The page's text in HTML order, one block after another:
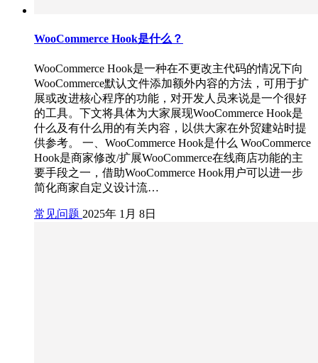
WooCommerce Hook是什么？
WooCommerce Hook是一种在不更改主代码的情况下向
WooCommerce默认文件添加额外内容的方法，可用于扩
展或改进核心程序的功能，对开发人员来说是一个很好
的工具。下文将具体为大家展现WooCommerce Hook是
什么及有什么用的有关内容，以供大家在外贸建站时提
供参考。 一、WooCommerce Hook是什么 WooCommerce
Hook是商家修改/扩展WooCommerce在线商店功能的主
要手段之一，借助WooCommerce Hook用户可以进一步
简化商家自定义设计流…
常见问题 2025年 1月 8日